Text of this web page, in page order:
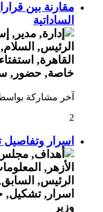
مقارنة بين
الساداتية
آخر مشاركة
2
اسرار